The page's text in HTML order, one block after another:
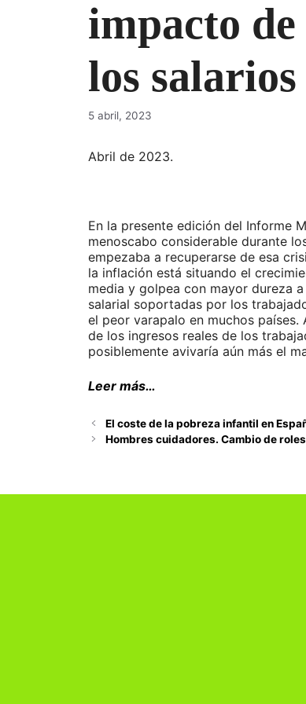
impacto
los
5 abril, 2023
Abril de 2023.
En la presente edición del Informe
menoscabo considerable durante
empezaba a recuperarse de esa
la inflación está situando el
media y golpea con mayor dureza
salarial soportadas por los
el peor varapalo en muchos
de los ingresos reales de los
posiblemente avivaría aún más el
Leer más…
El coste de la pobreza infantil en
Hombres cuidadores. Cambio de